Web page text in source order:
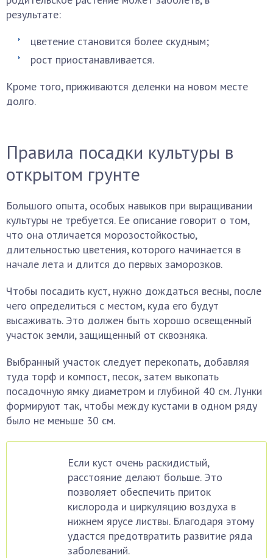
результате:
цветение становится более скудным;
рост приостанавливается.
Кроме того, приживаются деленки на новом месте
долго.
Правила посадки культуры в
открытом грунте
Большого опыта, особых навыков при выращивании
культуры не требуется. Ее описание говорит о том,
что она отличается морозостойкостью,
длительностью цветения, которого начинается в
начале лета и длится до первых заморозков.
Чтобы посадить куст, нужно дождаться весны, после
чего определиться с местом, куда его будут
высаживать. Это должен быть хорошо освещенный
участок земли, защищенный от сквозняка.
Выбранный участок следует перекопать, добавляя
туда торф и компост, песок, затем выкопать
посадочную ямку диаметром и глубиной 40 см. Лунки
формируют так, чтобы между кустами в одном ряду
было не меньше 30 см.
Если куст очень раскидистый,
расстояние делают больше. Это
позволяет обеспечить приток
кислорода и циркуляцию воздуха в
нижнем ярусе листвы. Благодаря этому
удастся предотвратить развитие ряда
заболеваний.